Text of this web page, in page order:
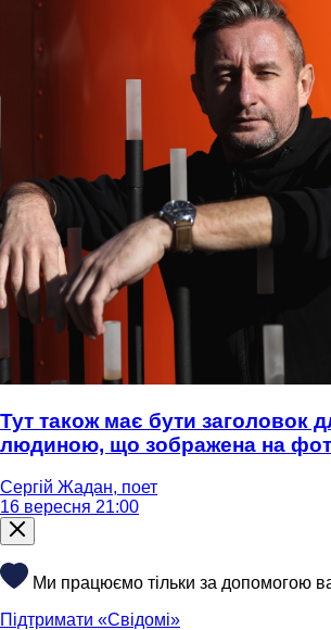
Тут також має бути заголовок
людиною, що зображена на
Сергій Жадан, поет
16 вересня 21:00
Ми працюємо тільки за допомогою
Підтримати «Свідомі»